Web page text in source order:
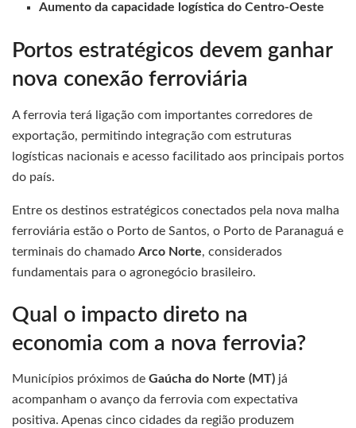
Aumento da capacidade logística do Centro-Oeste
Portos estratégicos devem ganhar
nova conexão ferroviária
A ferrovia terá ligação com importantes corredores de
exportação, permitindo integração com estruturas
logísticas nacionais e acesso facilitado aos principais portos
do país.
Entre os destinos estratégicos conectados pela nova malha
ferroviária estão o Porto de Santos, o Porto de Paranaguá e
terminais do chamado Arco Norte, considerados
fundamentais para o agronegócio brasileiro.
Qual o impacto direto na
economia com a nova ferrovia?
Municípios próximos de Gaúcha do Norte (MT) já
acompanham o avanço da ferrovia com expectativa
positiva. Apenas cinco cidades da região produzem